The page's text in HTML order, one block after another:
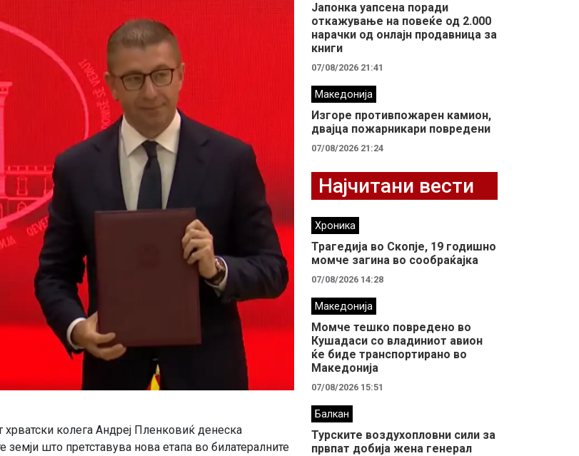
колега Андреј Пленковиќ денеска
што претставува нова етапа во билатералните
Јапонка уапсена поради
откажување на повеќе од 2.000
нарачки од онлајн продавница за
книги
07/08/2026 21:41
Македонија
Изгоре противпожарен камион,
двајца пожарникари повредени
07/08/2026 21:24
Најчитани вести
Хроника
Трагедија во Скопје, 19 годишно
момче загина во сообраќајка
07/08/2026 14:28
Македонија
Момче тешко повредено во
Кушадаси со владиниот авион
ќе биде транспортирано во
Македонија
07/08/2026 15:51
Балкан
Турските воздухопловни сили за
првпат добија жена генерал